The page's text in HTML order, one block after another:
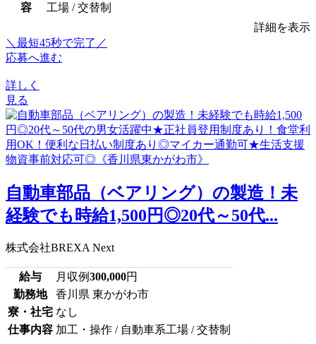
容
工場 / 交替制
詳細を表示
＼最短45秒で完了／
応募へ進む
詳しく
見る
自動車部品（ベアリング）の製造！未
経験でも時給1,500円◎20代～50代...
株式会社BREXA Next
給与 月収例300,000円
勤務地
香川県 東かがわ市
寮・社宅 なし
仕事内容 加工・操作 / 自動車系工場 / 交替制